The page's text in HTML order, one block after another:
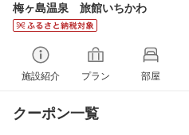
梅ヶ島温泉 旅館いちかわ
施設紹介 プラン 部屋
クーポン一覧